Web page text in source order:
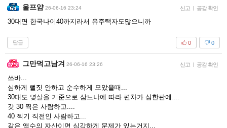
울프얌 26-06-16 23:24 신고 | 공감 확인
30대면 한국나이40까지라서 유주택자도많으니까
답글 0
0
그만먹고남겨 26-06-16 23:26 신고 | 공감 확인
쓰바...
심하게 뻘짓 안하고 순수하게 모았을때...
30대도 몇살을 기준으로 삼느냐에 따라 편차가 심한판에....
갓 30 찍은 사람하고....
40 찍기 직전인 사람하고...
같은 액수의 자산이면 심각하게 문제가 있는거지...